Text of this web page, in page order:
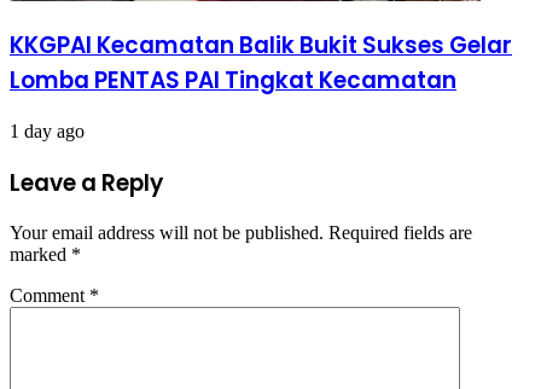
KKGPAI Kecamatan Balik Bukit Sukses Gelar
Lomba PENTAS PAI Tingkat Kecamatan
1 day ago
Leave a Reply
Your email address will not be published. Required fields are
marked *
Comment *